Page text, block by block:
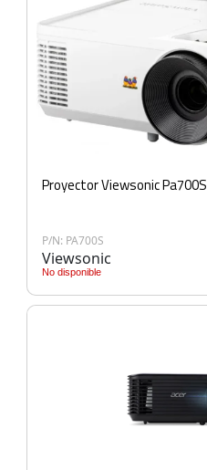
Proyector Viewsonic Pa700S
P/N: PA700S
Viewsonic
No disponible